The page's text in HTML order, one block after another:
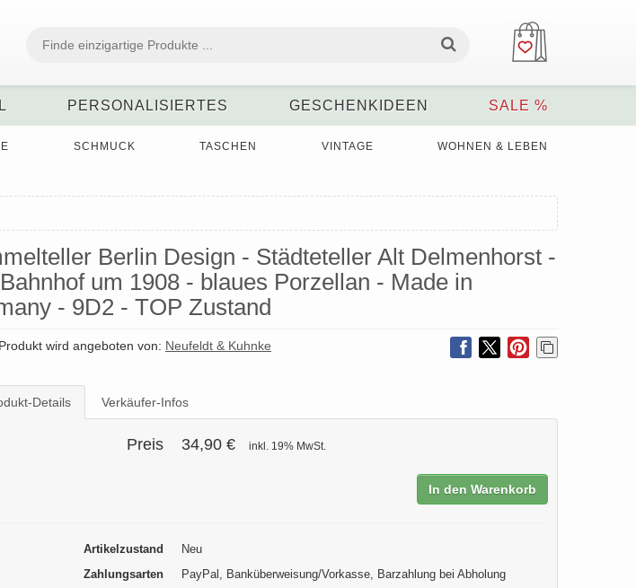
PERSONALISIERTES GESCHENKIDEEN SALE %
SCHMUCK TASCHEN VINTAGE WOHNEN & LEBEN
Berlin Design - Städteteller Alt Delmenhorst -
um 1908 - blaues Porzellan - Made in
- 9D2 - TOP Zustand
wird angeboten von: Neufeldt & Kuhnke
Details Verkäufer-Infos
Preis 34,90 € inkl. 19% MwSt.
In den Warenkorb
Artikelzustand
Neu
Zahlungsarten
PayPal, Banküberweisung/Vorkasse, Barzahlung bei Abholung